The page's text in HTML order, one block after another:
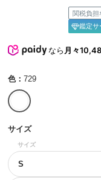
関税負担
鑑定サ
なら月々
色： 729
サイズ
サイズ
S